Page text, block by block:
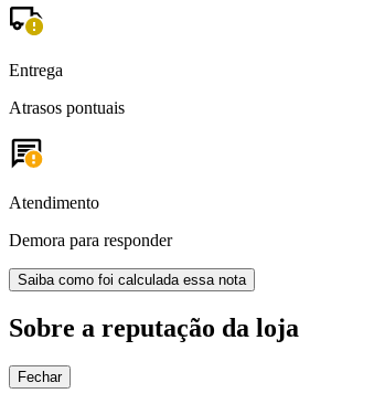
Entrega
Atrasos pontuais
Atendimento
Demora para responder
Saiba como foi calculada essa nota
Sobre a reputação da loja
Fechar